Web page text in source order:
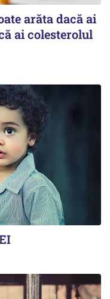
arăta dacă ai
ai colesterolul